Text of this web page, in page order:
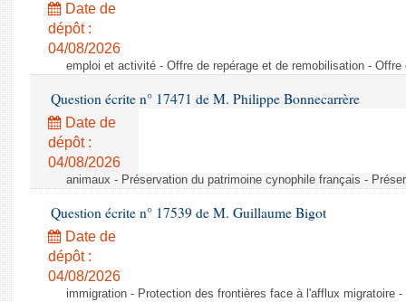
Date de
dépôt :
04/08/2026
emploi et activité - Offre de repérage et de remobilisation -
Question écrite n° 17471 de M. Philippe Bonnecarrère
Date de
dépôt :
04/08/2026
animaux - Préservation du patrimoine cynophile français -
Question écrite n° 17539 de M. Guillaume Bigot
Date de
dépôt :
04/08/2026
immigration - Protection des frontières face à l'afflux migratoire